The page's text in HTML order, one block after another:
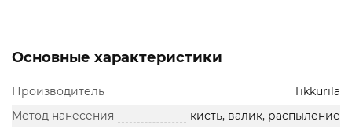
Основные характеристики
Производитель
Tikkurila
Метод нанесения
кисть, валик, распыление